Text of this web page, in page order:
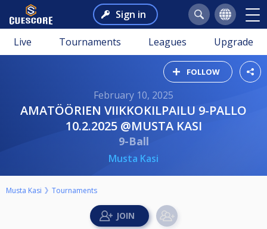
Sign in
Live Tournaments Leagues Upgrade
FOLLOW
February 10, 2025
AMATÖÖRIEN VIIKKOKILPAILU 9-PALLO
10.2.2025 @MUSTA KASI
9-Ball
Musta Kasi
Musta Kasi Tournaments